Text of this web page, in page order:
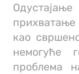
као
немогуће
проблема